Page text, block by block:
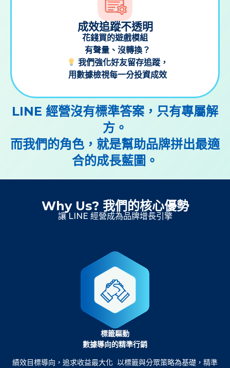
成效追蹤不透明
花錢買的遊戲模組
有聲量、沒轉換？
我們強化好友留存追蹤，
用數據檢視每一分投資成效
LINE 經營沒有標準答案，只有專屬解
方。
而我們的角色，就是幫助品牌拼出最適
合的成長藍圖。
Why Us? 我們的核心優勢
讓 LINE 經營成為品牌增長引擎
標籤驅動
數據導向的精準行銷
績效目標導向，追求收益最大化 以標籤與分眾策略為基礎，精準